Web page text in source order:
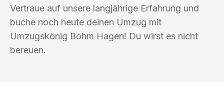
Vertraue auf unsere langjährige Erfahrung und
buche noch heute deinen Umzug mit
Umzugskönig Bohm Hagen! Du wirst es nicht
bereuen.